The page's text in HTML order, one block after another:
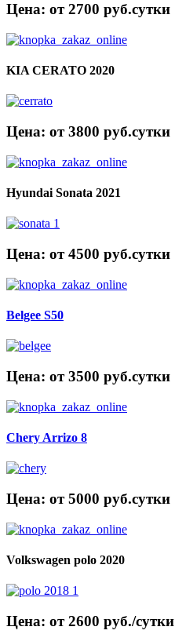
Цена: от 2700 руб.cутки
KIA CERATO 2020
Цена: от 3800 руб.cутки
Hyundai Sonata 2021
Цена: от 4500 руб.cутки
Belgee S50
Цена: от 3500 руб.cутки
Chery Arrizo 8
Цена: от 5000 руб.cутки
Volkswagen polo 2020
Цена: от 2600 руб./сутки